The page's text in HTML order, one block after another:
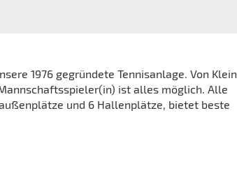
1976 gegründete Tennisanlage. Von Klein
ist alles möglich. Alle
und 6 Hallenplätze, bietet beste